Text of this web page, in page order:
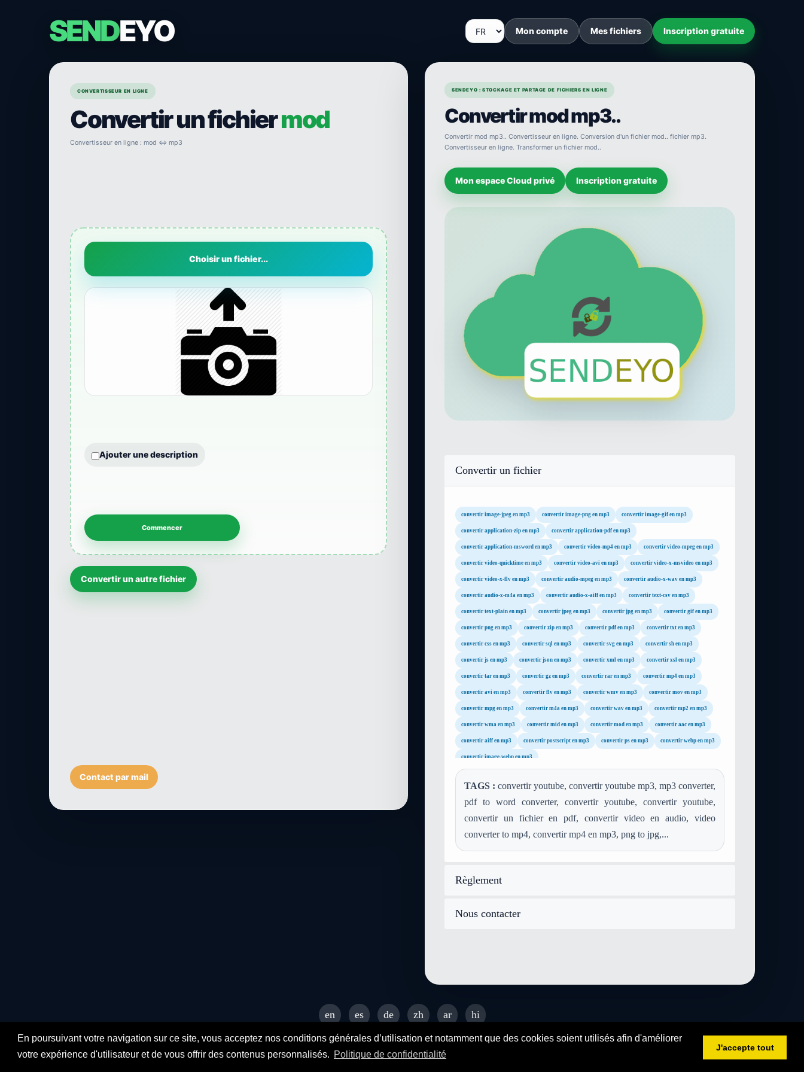
En poursuivant votre navigation sur ce site, vous acceptez nos conditions générales d’utilisation et notamment que des cookies soient utilisés afin d'améliorer
votre expérience d'utilisateur et de vous offrir des contenus personnalisés. Politique de confidentialité
J'accepte tout
SENDEYO Mon compte Mes fichiers Inscription gratuite
CONVERTISSEUR EN LIGNE
Convertir un fichiermod
Convertisseur en ligne : mod ⇔ mp3
Choisir un fichier...
Ajouter une description
Convertir un autre fichier
Contact par mail
SENDEYO : STOCKAGE ET PARTAGE DE FICHIERS EN LIGNE
Convertir mod mp3..
Convertir mod mp3.. Convertisseur en ligne. Conversion d'un fichier mod.. fichier mp3.
Convertisseur en ligne. Transformer un fichier mod..
Mon espace Cloud privé Inscription gratuite
Convertir un fichier
convertir image-jpeg en mp3 convertir image-png en mp3 convertir image-gif en mp3
convertir application-zip en mp3 convertir application-pdf en mp3
convertir application-msword en mp3 convertir video-mp4 en mp3 convertir video-mpeg en mp3
convertir video-quicktime en mp3 convertir video-avi en mp3 convertir video-x-msvideo en mp3
convertir video-x-flv en mp3 convertir audio-mpeg en mp3 convertir audio-x-wav en mp3
convertir audio-x-m4a en mp3 convertir audio-x-aiff en mp3 convertir text-csv en mp3
convertir text-plain en mp3 convertir jpeg en mp3 convertir jpg en mp3 convertir gif en mp3
convertir png en mp3 convertir zip en mp3 convertir pdf en mp3 convertir txt en mp3
convertir css en mp3 convertir sql en mp3 convertir svg en mp3 convertir sh en mp3
convertir js en mp3 convertir json en mp3 convertir xml en mp3 convertir xsl en mp3
convertir tar en mp3 convertir gz en mp3 convertir rar en mp3 convertir mp4 en mp3
convertir avi en mp3 convertir flv en mp3 convertir wmv en mp3 convertir mov en mp3
convertir mpg en mp3 convertir m4a en mp3 convertir wav en mp3 convertir mp2 en mp3
convertir wma en mp3 convertir mid en mp3 convertir mod en mp3 convertir aac en mp3
convertir aiff en mp3 convertir postscript en mp3 convertir ps en mp3 convertir webp en mp3
convertir image-webp en mp3
TAGS : convertir youtube, convertir youtube mp3, mp3 converter,
pdf to word converter, convertir youtube, convertir youtube,
convertir un fichier en pdf, convertir video en audio, video
converter to mp4, convertir mp4 en mp3, png to jpg,...
Règlement
Nous contacter
en es de zh ar
hi
© 2026 SENDEYO - All rights reserved